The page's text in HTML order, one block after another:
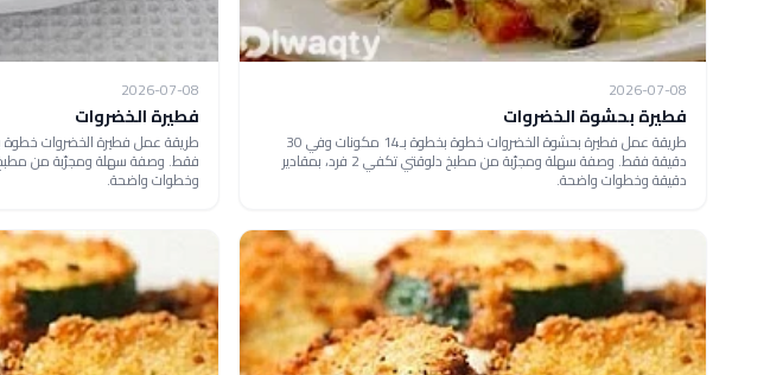
2026-07-08
فطيرة بحشوة الخضروات
طريقة عمل فطيرة بحشوة الخضروات خطوة بخطوة بـ14 مكونات وفي 30
دقيقة فقط. وصفة سهلة ومجرّبة من مطبخ دلوقتي تكفي 2 فرد، بمقادير
دقيقة وخطوات واضحة.
2026-07-08
فطيرة الخضروات
وخطوات واضحة.